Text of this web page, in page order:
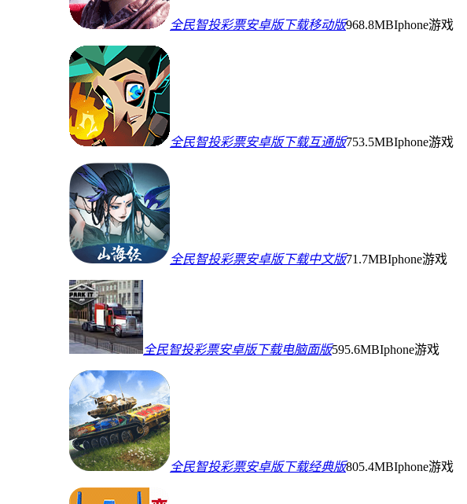
全民智投彩票安卓版下载移动版968.8MBIphone游戏
全民智投彩票安卓版下载互通版753.5MBIphone游戏
全民智投彩票安卓版下载中文版71.7MBIphone游戏
全民智投彩票安卓版下载电脑面版595.6MBIphone游戏
全民智投彩票安卓版下载经典版805.4MBIphone游戏